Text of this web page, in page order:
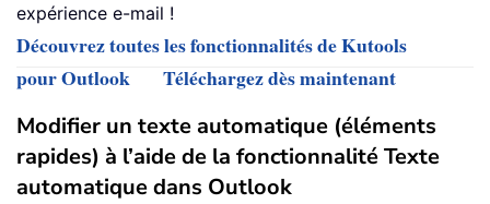
expérience e-mail !
Découvrez toutes les fonctionnalités de Kutools
pour Outlook
Téléchargez dès maintenant
Modifier un texte automatique (éléments
rapides) à l’aide de la fonctionnalité Texte
automatique dans Outlook